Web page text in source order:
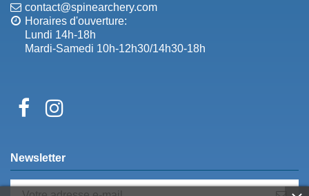
contact@spinearchery.com
Horaires d'ouverture:
Lundi 14h-18h
Mardi-Samedi 10h-12h30/14h30-18h
Newsletter